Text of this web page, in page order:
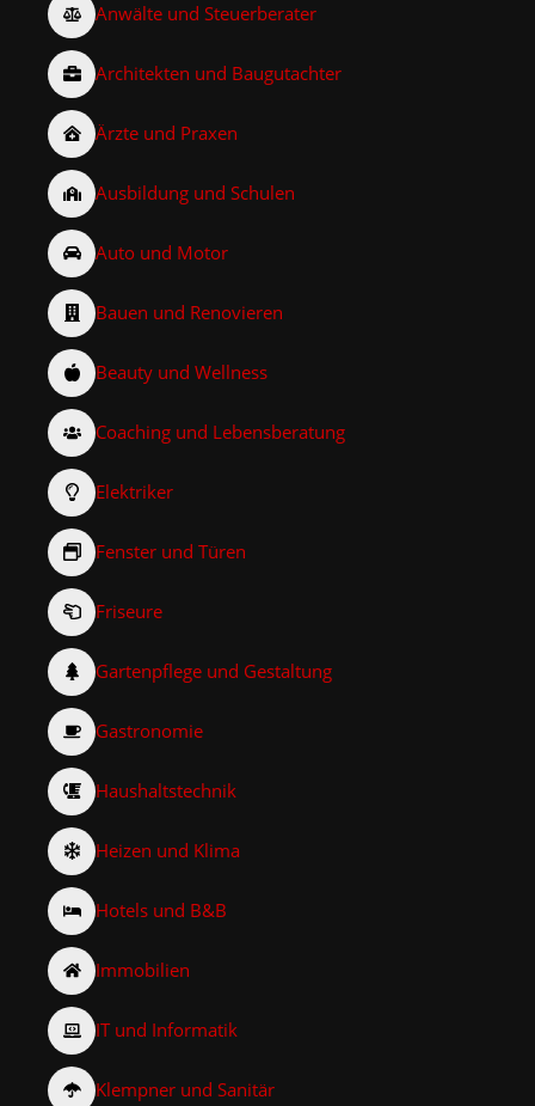
Anwälte und Steuerberater
Architekten und Baugutachter
Ärzte und Praxen
Ausbildung und Schulen
Auto und Motor
Bauen und Renovieren
Beauty und Wellness
Coaching und Lebensberatung
Elektriker
Fenster und Türen
Friseure
Gartenpflege und Gestaltung
Gastronomie
Haushaltstechnik
Heizen und Klima
Hotels und B&B
Immobilien
IT und Informatik
Klempner und Sanitär